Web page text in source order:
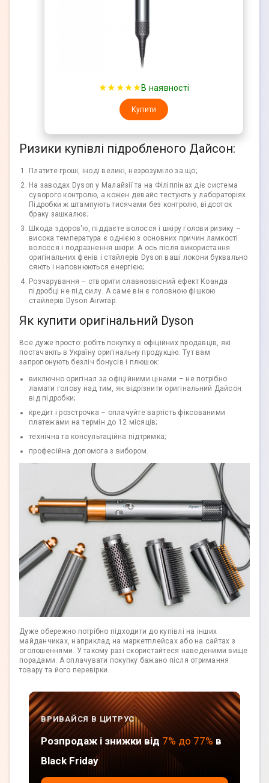
★★★★★В наявності
Купити
Ризики купівлі підробленого Дайсон:
Платите гроші, іноді великі, незрозуміло за що;
На заводах Dyson у Малайзії та на Філіппінах діє система
суворого контролю, а кожен девайс тестують у лабораторіях.
Підробки ж штампують тисячами без контролю, відсоток
браку зашкалює;
Шкода здоров'ю, піддаєте волосся і шкіру голови ризику –
висока температура є однією з основних причин ламкості
волосся і подразнення шкіри. А ось після використання
оригінальних фенів і стайлерів Dyson ваші локони буквально
сяють і наповнюються енергією;
Розчарування – створити славнозвісний ефект Коанда
підробці не під силу. А саме він є головною фішкою
стайлерів Dyson Airwrap.
Як купити оригінальний Dyson
Все дуже просто: робіть покупку в офіційних продавців, які
постачають в Україну оригінальну продукцію. Тут вам
запропонують безліч бонусів і плюшок:
виключно оригінал за офіційними цінами – не потрібно
ламати голову над тим, як відрізнити оригінальний Дайсон
від підробки;
кредит і розстрочка – оплачуйте вартість фіксованими
платежами на термін до 12 місяців;
технічна та консультаційна підтримка;
професійна допомога з вибором.
Дуже обережно потрібно підходити до купівлі на інших
майданчиках, наприклад на маркетплейсах або на сайтах з
оголошеннями. У такому разі скористайтеся наведеними вище
порадами. А оплачувати покупку бажано після отримання
товару та його перевірки.
ВРИВАЙСЯ В ЦИТРУС
Розпродаж і знижки від 7% до 77% в
Black Friday